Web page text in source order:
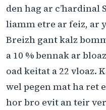
den hag ar c’hardinal
liamm etre ar feiz, ar
Breizh gant kalz
a 10 % bennak ar
oad keitat a 22 vloaz.
wel pegen mat ha ret
hor bro evit an teir